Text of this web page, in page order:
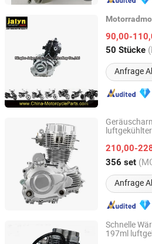
90,00-
50 Stücke
Anfrage
Ningbo Jalyn International
Zhejiang, China Seit
210,00-
356 set
Anfrage
Chongqing Tianqi Yofing Power
Chongqing, China
Schnelle
197ml
Chongqing Tianqi Yofing Power